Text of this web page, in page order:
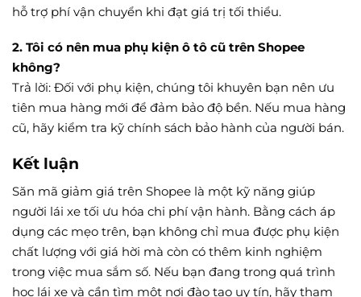
hỗ trợ phí vận chuyển khi đạt giá trị tối thiểu.
2. Tôi có nên mua phụ kiện ô tô cũ trên Shopee
không?
Trả lời: Đối với phụ kiện, chúng tôi khuyên bạn nên ưu
tiên mua hàng mới để đảm bảo độ bền. Nếu mua hàng
cũ, hãy kiểm tra kỹ chính sách bảo hành của người bán.
Kết luận
Săn mã giảm giá trên Shopee là một kỹ năng giúp
người lái xe tối ưu hóa chi phí vận hành. Bằng cách áp
dụng các mẹo trên, bạn không chỉ mua được phụ kiện
chất lượng với giá hời mà còn có thêm kinh nghiệm
trong việc mua sắm số. Nếu bạn đang trong quá trình
học lái xe và cần tìm một nơi đào tạo uy tín, hãy tham